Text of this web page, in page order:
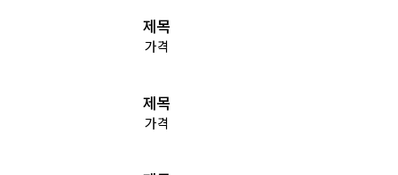
제목
가격
제목
가격